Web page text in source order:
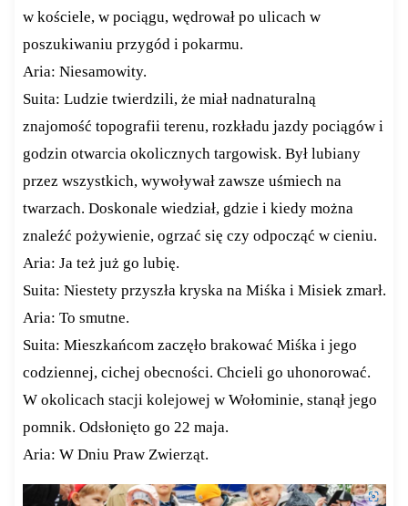
w kościele, w pociągu, wędrował po ulicach w
poszukiwaniu przygód i pokarmu.
Aria: Niesamowity.
Suita: Ludzie twierdzili, że miał nadnaturalną
znajomość topografii terenu, rozkładu jazdy pociągów i
godzin otwarcia okolicznych targowisk. Był lubiany
przez wszystkich, wywoływał zawsze uśmiech na
twarzach. Doskonale wiedział, gdzie i kiedy można
znaleźć pożywienie, ogrzać się czy odpocząć w cieniu.
Aria: Ja też już go lubię.
Suita: Niestety przyszła kryska na Miśka i Misiek zmarł.
Aria: To smutne.
Suita: Mieszkańcom zaczęło brakować Miśka i jego
codziennej, cichej obecności. Chcieli go uhonorować.
W okolicach stacji kolejowej w Wołominie, stanął jego
pomnik. Odsłonięto go 22 maja.
Aria: W Dniu Praw Zwierząt.